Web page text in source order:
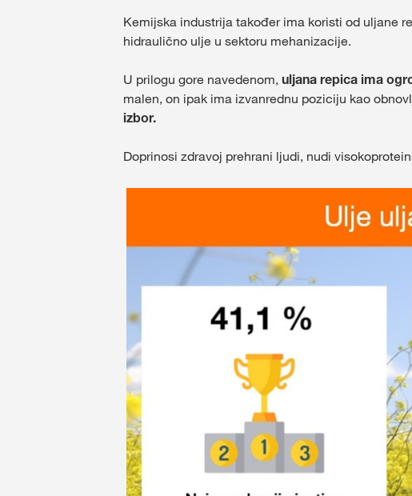
Kemijska industrija također ima koristi od uljane
hidraulično ulje u sektoru mehanizacije.
U prilogu gore navedenom, uljana repica ima
malen, on ipak ima izvanrednu poziciju kao
izbor.
Doprinosi zdravoj prehrani ljudi, nudi